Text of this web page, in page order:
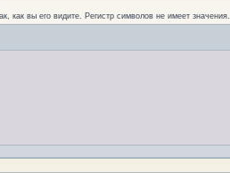
как вы его видите. Регистр символов не имеет значения.